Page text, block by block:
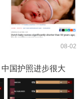
08-02
国护照进步很大